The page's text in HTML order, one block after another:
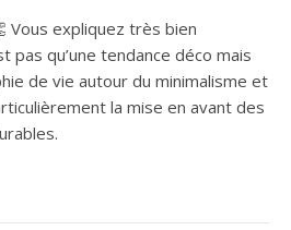
Vous expliquez très bien
pas qu’une tendance déco mais
de vie autour du minimalisme et
la mise en avant des